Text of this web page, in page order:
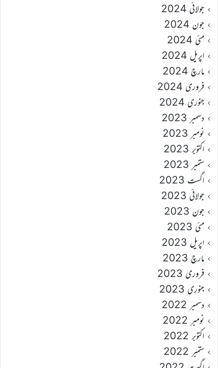
جولائی 2024
جون 2024
مئی 2024
اپریل 2024
مارچ 2024
فروری 2024
جنوری 2024
دسمبر 2023
نومبر 2023
اکتوبر 2023
ستمبر 2023
اگست 2023
جولائی 2023
جون 2023
مئی 2023
اپریل 2023
مارچ 2023
فروری 2023
جنوری 2023
دسمبر 2022
نومبر 2022
اکتوبر 2022
ستمبر 2022